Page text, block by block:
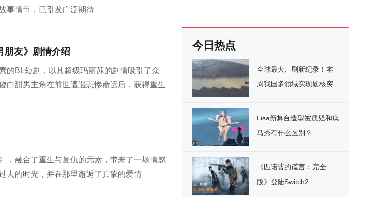
事情节，已引发广泛期待
朋友》剧情介绍
的BL短剧，以其超级玛丽苏的剧情吸引了众
白甜男主角在前世遭遇悲惨命运后，获得重生
，融合了重生与复仇的元素，带来了一场情感
去的时光，并在那里邂逅了真挚的爱情
今日热点
全球最大、刷新纪录！本
周我国多领域实现硬核突
Lisa新舞台造型被质疑和疯
马秀有什么区别？
《匹诺曹的谎言：完全
版》登陆Switch2